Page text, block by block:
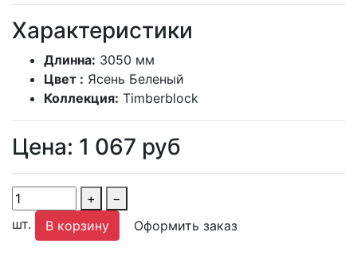
Характеристики
Длинна: 3050 мм
Цвет : Ясень Беленый
Коллекция: Timberblock
Цена: 1 067 руб
+
−
шт.
В корзину Оформить заказ